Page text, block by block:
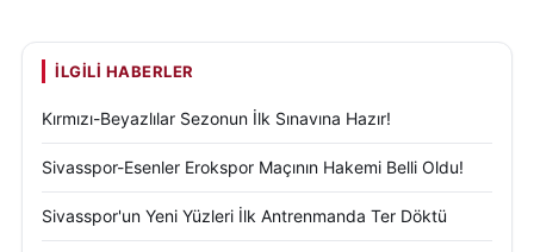
İLGILI HABERLER
Kırmızı-Beyazlılar Sezonun İlk Sınavına Hazır!
Sivasspor-Esenler Erokspor Maçının Hakemi Belli Oldu!
Sivasspor'un Yeni Yüzleri İlk Antrenmanda Ter Döktü